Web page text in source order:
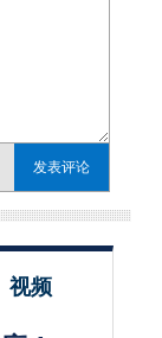
视频